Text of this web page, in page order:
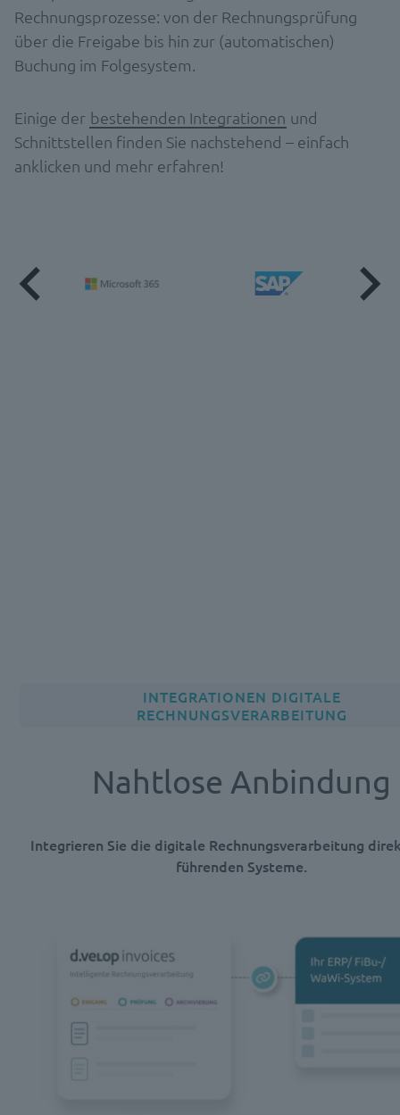
Rechnungsprozesse: von der Rechnungsprüfung
über die Freigabe bis hin zur (automatischen)
Buchung im Folgesystem.
Einige der bestehenden Integrationen und
Schnittstellen finden Sie nachstehend – einfach
anklicken und mehr erfahren!
INTEGRATIONEN DIGITALE
RECHNUNGSVERARBEITUNG
Nahtlose Anbindung
Integrieren Sie die digitale Rechnungsverarbeitung
führenden Systeme.